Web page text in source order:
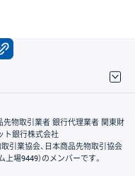
先物取引業者 銀行代理業者 関東財
ト銀行株式会社
引業協会、日本商品先物取引協会
場9449）のメンバーです。